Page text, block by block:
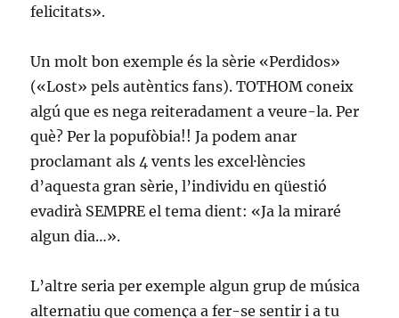
felicitats».
Un molt bon exemple és la sèrie «Perdidos»
(«Lost» pels autèntics fans). TOTHOM coneix
algú que es nega reiteradament a veure-la. Per
què? Per la popufòbia!! Ja podem anar
proclamant als 4 vents les excel·lències
d’aquesta gran sèrie, l’individu en qüestió
evadirà SEMPRE el tema dient: «Ja la miraré
algun dia…».
L’altre seria per exemple algun grup de música
alternatiu que comença a fer-se sentir i a tu